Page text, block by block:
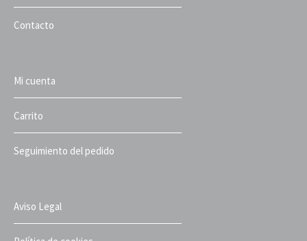
Contacto
Mi cuenta
Carrito
Seguimiento del pedido
Aviso Legal